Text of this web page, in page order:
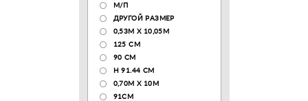
М/П
ДРУГОЙ РАЗМЕР
0,53М Х 10,05М
125 CM
90 СМ
H 91.44 CM
0,70М Х 10М
91СМ